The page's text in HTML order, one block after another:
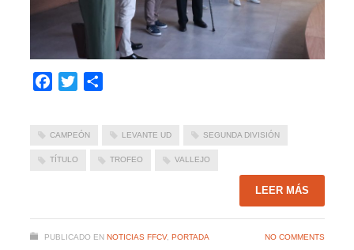
Facebook
Twitter
CAMPEÓN LEVANTE UD SEGUNDA DIVISIÓN
TÍTULO TROFEO VALLEJO
LEER MÁS
PUBLICADO EN NOTICIAS FFCV, PORTADA NO COMMENTS